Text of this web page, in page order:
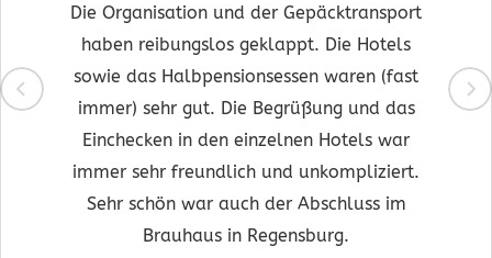
Die Organisation und der Gepäcktransport
haben reibungslos geklappt. Die Hotels
sowie das Halbpensionsessen waren (fast
immer) sehr gut. Die Begrüßung und das
Einchecken in den einzelnen Hotels war
immer sehr freundlich und unkompliziert.
Sehr schön war auch der Abschluss im
Brauhaus in Regensburg.